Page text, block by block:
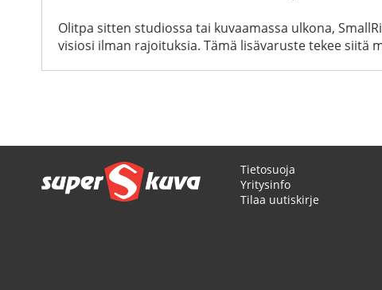
Olitpa sitten studiossa tai kuvaamassa ulkona,
visiosi ilman rajoituksia. Tämä lisävaruste tekee siitä
Tietosuoja
Yritysinfo
Tilaa uutiskirje